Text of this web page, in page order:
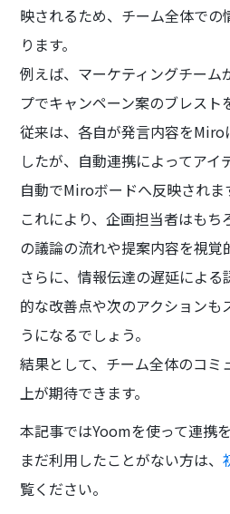
映されるため、チーム全体での
ります。
例えば、マーケティングチーム
プでキャンペーン案のブレスト
従来は、各自が発言内容をMiro
したが、自動連携によってアイ
自動でMiroボードへ反映されま
これにより、企画担当者はも
の議論の流れや提案内容を視覚
さらに、情報伝達の遅延によ
的な改善点や次のアクションも
うになるでしょう。
結果として、チーム全体のコミ
上が期待できます。
本記事ではYoomを使って連携
まだ利用したことがない方は、
覧ください。